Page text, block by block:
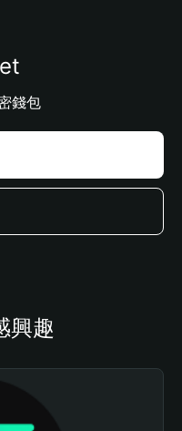
錢包
興趣